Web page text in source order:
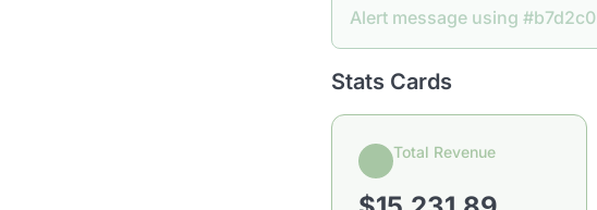
Alert message using #b7d2c0
Stats Cards
Total Revenue